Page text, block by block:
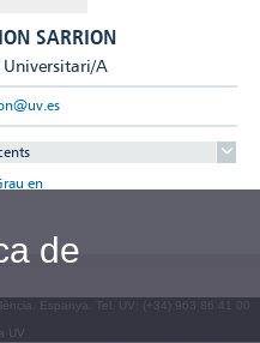
SARRION
Universitari/A
en
Espanya. Tel. UV: (+34) 963 86 41 00
UV
de